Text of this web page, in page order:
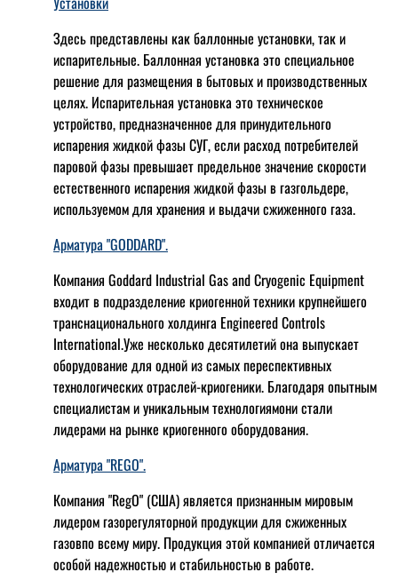
Здесь представлены как баллонные установки, так и
испарительные. Баллонная установка это специальное
решение для размещения в бытовых и производственных
целях. Испарительная установка это техническое
устройство, предназначенное для принудительного
испарения жидкой фазы СУГ, если расход потребителей
паровой фазы превышает предельное значение скорости
естественного испарения жидкой фазы в газгольдере,
используемом для хранения и выдачи сжиженного газа.
Арматура "GODDARD".
Компания Goddard Industrial Gas and Cryogenic Equipment
входит в подразделение криогенной техники крупнейшего
транснационального холдинга Engineered Controls
International.Уже несколько десятилетий она выпускает
оборудование для одной из самых переспективных
технологических отраслей-криогеники. Благодаря опытным
специалистам и уникальным технологиямони стали
лидерами на рынке криогенного оборудования.
Арматура "REGO".
Компания "RegO" (США) является признанным мировым
лидером газорегуляторной продукции для сжиженных
газовпо всему миру. Продукция этой компанией отличается
особой надежностью и стабильностью в работе.